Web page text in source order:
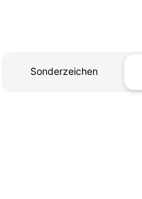
Sonderzeichen